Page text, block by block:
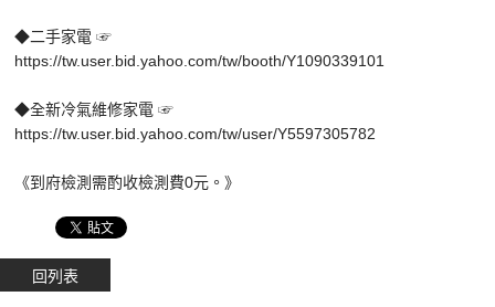
◆二手家電 ☞
https://tw.user.bid.yahoo.com/tw/booth/Y1090339101
◆全新冷氣維修家電 ☞
https://tw.user.bid.yahoo.com/tw/user/Y5597305782
《到府檢測需酌收檢測費0元。》
回列表